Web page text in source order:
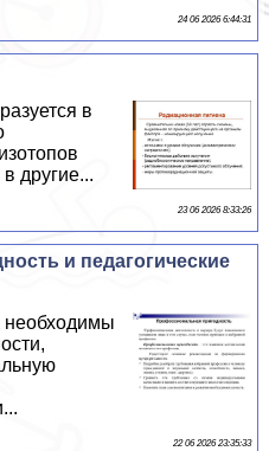
24 06 2026 6:44:31
в
другие...
23 06 2026 8:33:26
и педагогические
необходимы
22 06 2026 23:35:33